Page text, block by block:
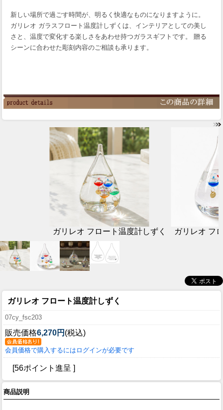
新しい場所で過ごす時間が、明るく快適なものになりますように。
ガリレオ ガラスフロート温度計しずくは、インテリアとしての美し
さと、温度で変化する楽しさをあわせ持つガラスギフトです。 贈る
シーンに合わせた彫刻内容のご相談も承ります。
ガリレオ フロート温度計しずく ガリレオ フ
ガリレオ フロート温度計しずく
07cy_fsc203
販売価格6,270円 (税込)
会員価格で購入するにはログインが必要です
[56ポイント進呈 ]
商品説明